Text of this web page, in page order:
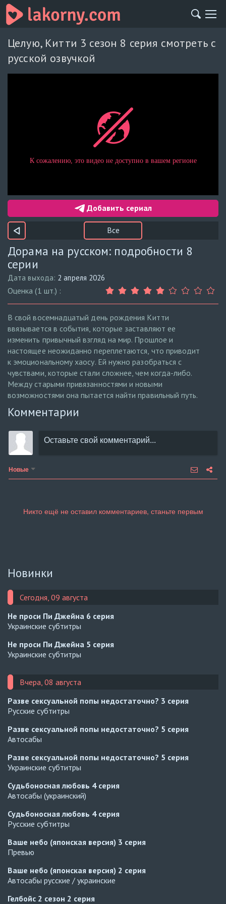
Целую, Китти 3 сезон 8 серия смотреть с
русской озвучкой
Добавить сериал
Все
Дорама на русском: подробности 8
серии
Дата выхода: 2 апреля 2026
Оценка (1 шт.) :
В свой восемнадцатый день рождения Китти
ввязывается в события, которые заставляют ее
изменить привычный взгляд на мир. Прошлое и
настоящее неожиданно переплетаются, что приводит
к эмоциональному хаосу. Ей нужно разобраться с
чувствами, которые стали сложнее, чем когда-либо.
Между старыми привязанностями и новыми
возможностями она пытается найти правильный путь.
Комментарии
Новые
Новинки
Сегодня, 09 августа
Не проси Пи Джейна 6 серия
Украинские субтитры
Не проси Пи Джейна 5 серия
Украинские субтитры
Вчера, 08 августа
Разве сексуальной попы недостаточно? 3 серия
Русские субтитры
Разве сексуальной попы недостаточно? 5 серия
Автосабы
Разве сексуальной попы недостаточно? 5 серия
Украинские субтитры
Судьбоносная любовь 4 серия
Автосабы (украинский)
Судьбоносная любовь 4 серия
Русские субтитры
Ваше небо (японская версия) 3 серия
Превью
Ваше небо (японская версия) 2 серия
Автосабы русские / украинские
Гелбойс 2 сезон 2 серия